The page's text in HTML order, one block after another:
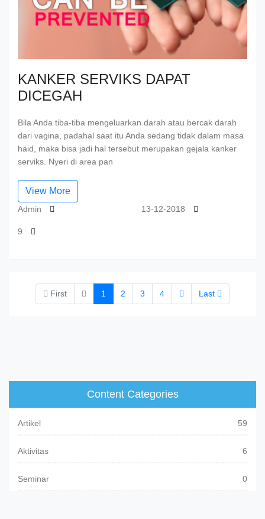
Admin 13-12-2018
9
KANKER SERVIKS DAPAT
DICEGAH
Bila Anda tiba-tiba mengeluarkan darah atau bercak darah
dari vagina, padahal saat itu Anda sedang tidak dalam masa
haid, maka bisa jadi hal tersebut merupakan gejala kanker
serviks. Nyeri di area pan
View More
First 1 2 3 4 Last
Content Categories
Artikel 59
Aktivitas 6
Seminar 0